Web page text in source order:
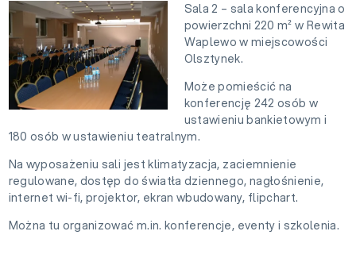
Sala 2 – sala konferencyjna o
powierzchni 220 m² w Rewita
Waplewo w miejscowości
Olsztynek.
Może pomieścić na
konferencję 242 osób w
ustawieniu bankietowym i
180 osób w ustawieniu teatralnym.
Na wyposażeniu sali jest klimatyzacja, zaciemnienie
regulowane, dostęp do światła dziennego, nagłośnienie,
internet wi-fi, projektor, ekran wbudowany, flipchart.
Można tu organizować m.in. konferencje, eventy i szkolenia.